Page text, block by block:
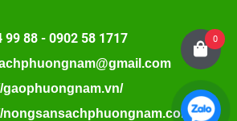
99 88 - 0902 58 1717
gaophuongnam.vn/
nongsansachphuongnam.com
0